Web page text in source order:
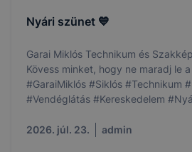
Nyári szünet 💙
Garai Miklós Technikum és
Kövess minket, hogy ne maradj le
#GaraiMiklós #Siklós #Technikum
#Vendéglátás #Kereskedelem
2026. júl. 23.
admin